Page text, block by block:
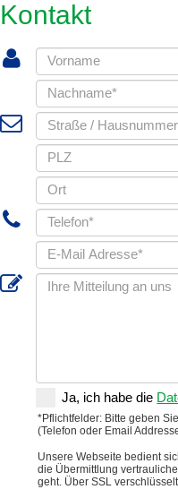
Kontakt
Ja, ich habe die
*Pflichtfelder: Bitte geben
(Telefon oder Email
Unsere Webseite bedient
die Übermittlung
geht. Über SSL